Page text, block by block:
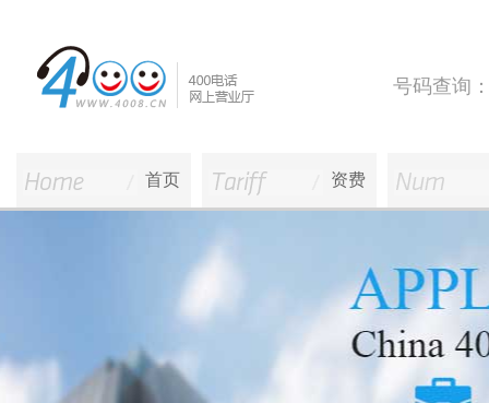
号码查询
首页 资费